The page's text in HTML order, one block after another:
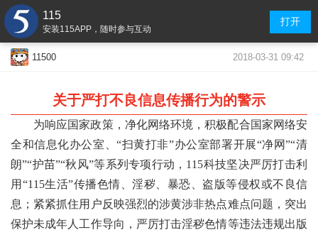
115
安装115APP，随时参与互动
打开
11500 2018-03-31 09:42
关于严打不良信息传播行为的警示
为响应国家政策，净化网络环境，积极配合国家网络安
全和信息化办公室、“扫黄打非”办公室部署开展“净网”“清
朗”“护苗”“秋风”等系列专项行动，115科技坚决严厉打击利
用“115生活”传播色情、淫秽、暴恐、盗版等侵权或不良信
息；紧紧抓住用户反映强烈的涉黄涉非热点难点问题，突出
保护未成年人工作导向，严厉打击淫秽色情等违法违规出版